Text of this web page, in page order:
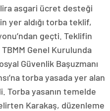
lira asgari ücret desteği
yer aldığı torba teklif,
geçti. Teklifin
Genel Kurulunda
Güvenlik Başuzmanı
torba yasada yer alan
Torba yasanın temelde
Karakaş, düzenleme